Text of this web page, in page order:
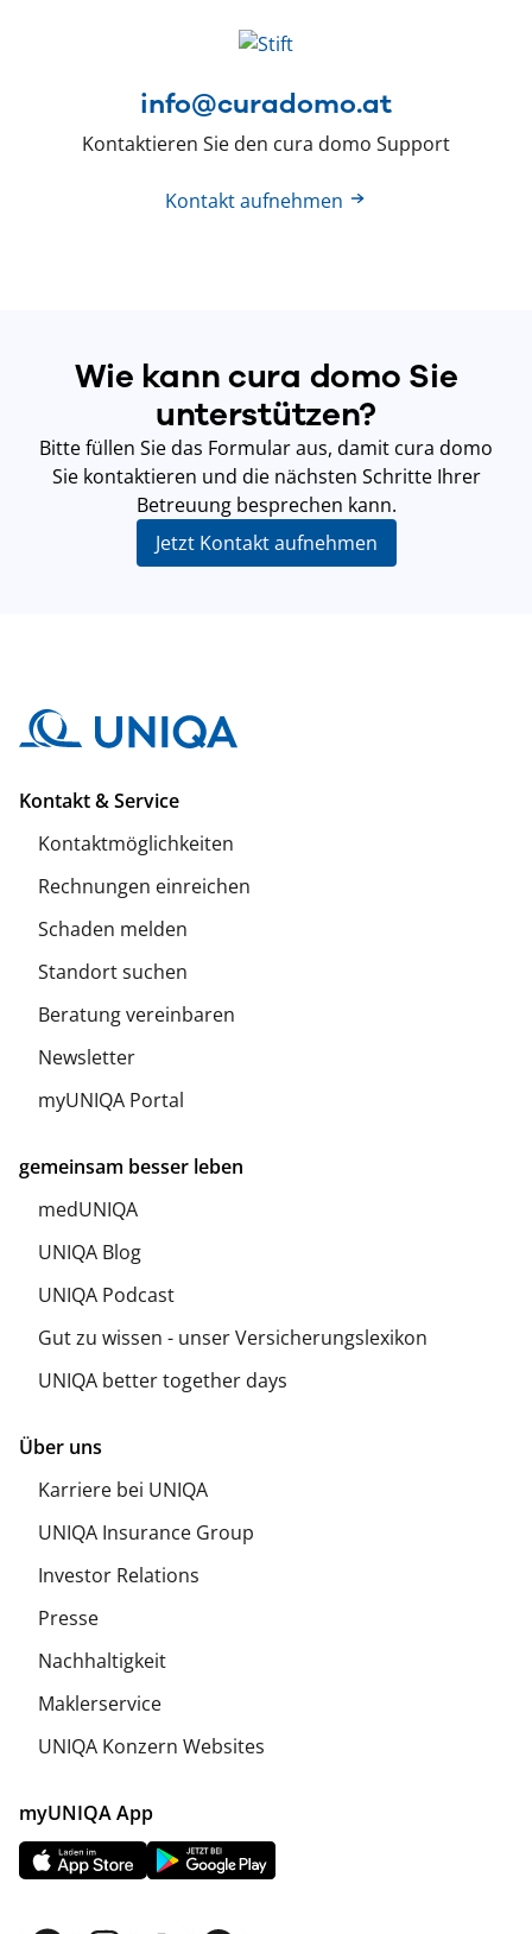
info@curadomo.at
Kontaktieren Sie den cura domo Support
Kontakt aufnehmen
Wie kann cura domo Sie
unterstützen?
Bitte füllen Sie das Formular aus, damit cura domo
Sie kontaktieren und die nächsten Schritte Ihrer
Betreuung besprechen kann.
Jetzt Kontakt aufnehmen
Kontakt & Service
Kontaktmöglichkeiten
Rechnungen einreichen
Schaden melden
Standort suchen
Beratung vereinbaren
Newsletter
myUNIQA Portal
gemeinsam besser leben
medUNIQA
UNIQA Blog
UNIQA Podcast
Gut zu wissen - unser Versicherungslexikon
UNIQA better together days
Über uns
Karriere bei UNIQA
UNIQA Insurance Group
Investor Relations
Presse
Nachhaltigkeit
Maklerservice
UNIQA Konzern Websites
myUNIQA App